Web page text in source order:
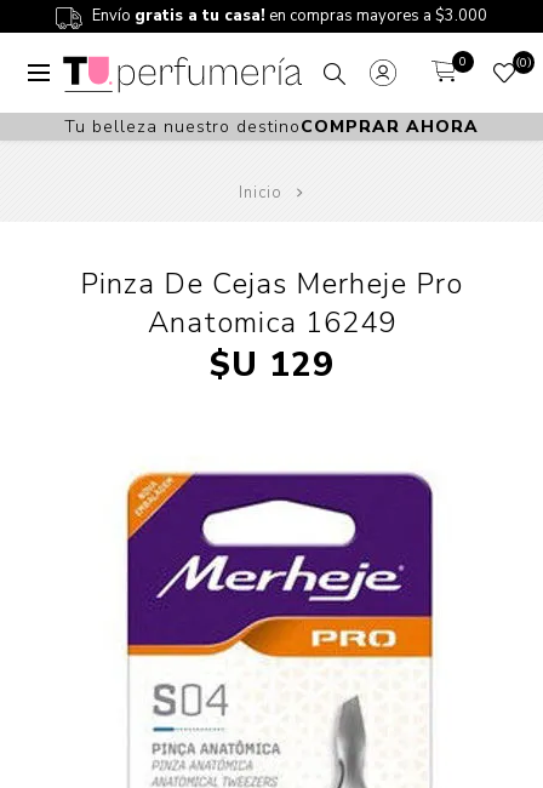
Envío gratis a tu casa! en compras mayores a $3.000
0 0
Tu belleza nuestro destinoCOMPRAR AHORA
Inicio
Pinza De Cejas Merheje Pro
Anatomica 16249
$U 129